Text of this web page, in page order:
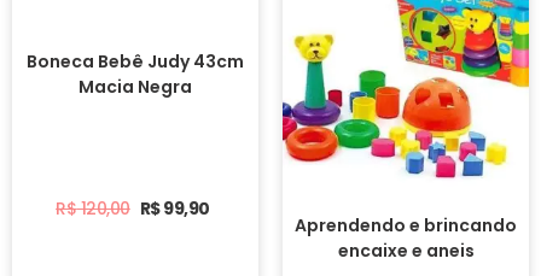
Boneca Bebê Judy 43cm
Macia Negra
R$120,00 R$99,90
Aprendendo e brincando
encaixe e aneis